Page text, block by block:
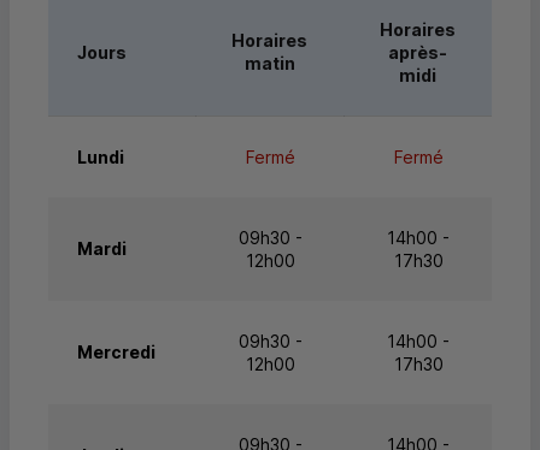
Jours
Horaires
matin
Horaires
après-
midi
Lundi Fermé Fermé
Mardi
09h30 -
12h00
14h00 -
17h30
Mercredi
09h30 -
12h00
14h00 -
17h30
09h30 -
14h00 -